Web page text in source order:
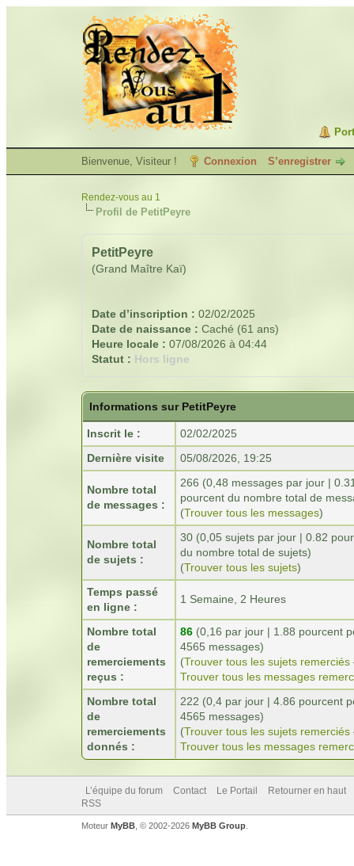
Bienvenue, Visiteur ! Connexion S’enregistrer
Rendez-vous au 1
Profil de PetitPeyre
PetitPeyre
(Grand Maître Kaï)
Date d’inscription : 02/02/2025
Date de naissance : Caché (61 ans)
Heure locale : 07/08/2026 à 04:44
Statut : Hors ligne
Informations sur PetitPeyre
Inscrit le :
02/02/2025
Dernière visite
05/08/2026, 19:25
Nombre total
de messages :
266 (0,48 messages par jour |
pourcent du nombre total de
(Trouver tous les messages)
Nombre total
de sujets :
30 (0,05 sujets par jour | 0.82
du nombre total de sujets)
(Trouver tous les sujets)
Temps passé
en ligne :
1 Semaine, 2 Heures
Nombre total
de
remerciements
reçus :
86 (0,16 par jour | 1.88 pourcent
4565 messages)
(Trouver tous les sujets remerciés
Trouver tous les messages
Nombre total
de
remerciements
donnés :
222 (0,4 par jour | 4.86 pourcent
4565 messages)
(Trouver tous les sujets remerciés
Trouver tous les messages
L’équipe du forum Contact Le Portail
Retourner en haut
RSS
Moteur MyBB , © 2002-2026 MyBB Group